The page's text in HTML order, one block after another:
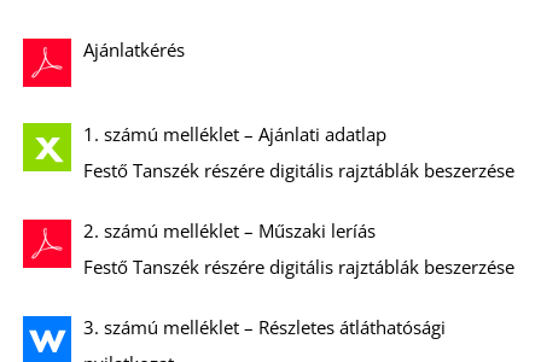
Ajánlatkérés
1. számú melléklet – Ajánlati adatlap
Festő Tanszék részére digitális rajztáblák beszerzése
2. számú melléklet – Műszaki leríás
Festő Tanszék részére digitális rajztáblák beszerzése
3. számú melléklet – Részletes átláthatósági